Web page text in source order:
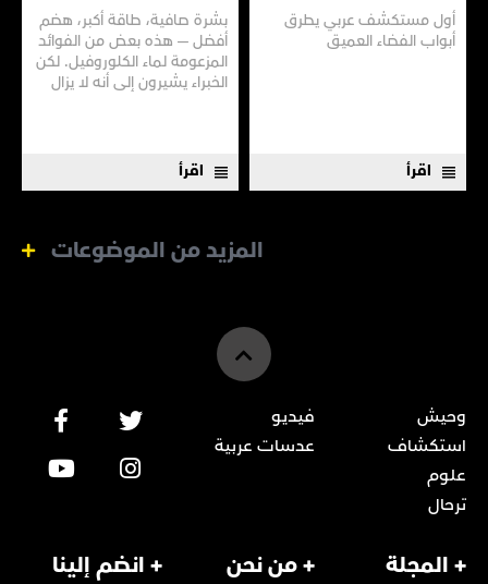
أول مستكشف عربي يطرق
أبواب الفضاء العميق
اقرأ
بشرة صافية، طاقة أكبر، هضم
أفضل — هذه بعض من الفوائد
المزعومة لماء الكلوروفيل. لكن
الخبراء يشيرون إلى أنه لا يزال
اقرأ
المزيد من الموضوعات
وحيش
استكشاف
علوم
ترحال
فيديو
عدسات عربية
+ المجلة + من نحن + انضم إلينا